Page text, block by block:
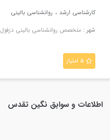
کارشناسی ارشد
روانشناسی بالینی
شهر : متخصص روانشناسی بالینی دزفول
۵ امتیاز
اطلاعات و سوابق نگين تقدس